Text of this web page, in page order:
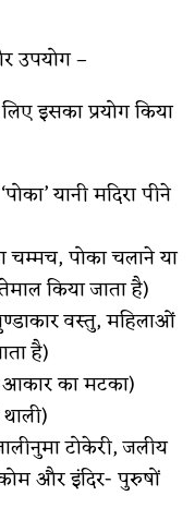
उपयोग –
इसका प्रयोग किया
यानी मदिरा पीने
पोका चलाने या
किया जाता है)
वस्तु, महिलाओं
है)
का मटका)
टोकेरी, जलीय
और इंदिर- पुरुषों